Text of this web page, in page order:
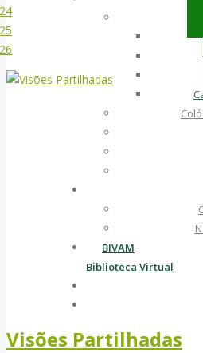
BIVAM
Biblioteca Virtual
Visões Partilhadas